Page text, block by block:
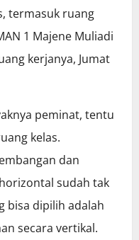
termasuk ruang
1 Majene Muliadi
kerjanya, Jumat
peminat, tentu
kelas.
dan
sudah tak
bisa dipilih adalah
secara vertikal.